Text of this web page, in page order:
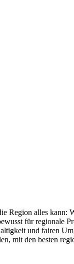
Region alles kann:
für regionale
und fairen
mit den besten